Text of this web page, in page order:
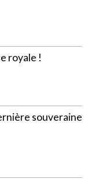
royale !
souveraine